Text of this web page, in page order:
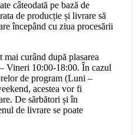
câteodată pe bază de
de producție și livrare să
începând cu ziua procesării
mai curând după plasarea
Vineri 10:00-18:00. În cazul
de program (Luni –
acestea vor fi
De sărbători și în
de livrare se poate